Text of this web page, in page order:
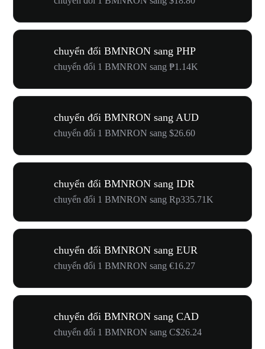
chuyển đổi BMNRON sang PHP
chuyển đổi 1 BMNRON sang ₱1.14K
chuyển đổi BMNRON sang AUD
chuyển đổi 1 BMNRON sang $26.60
chuyển đổi BMNRON sang IDR
chuyển đổi 1 BMNRON sang Rp335.71K
chuyển đổi BMNRON sang EUR
chuyển đổi 1 BMNRON sang €16.27
chuyển đổi BMNRON sang CAD
chuyển đổi 1 BMNRON sang C$26.24